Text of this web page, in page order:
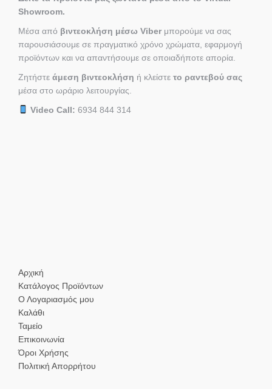
Showroom.
Μέσα από βιντεοκλήση μέσω Viber μπορούμε να σας
παρουσιάσουμε σε πραγματικό χρόνο χρώματα, εφαρμογή
προϊόντων και να απαντήσουμε σε οποιαδήποτε απορία.
Ζητήστε άμεση βιντεοκλήση ή κλείστε το ραντεβού σας
μέσα στο ωράριο λειτουργίας.
Video Call: 6934 844 314
Αρχική
Κατάλογος Προϊόντων
Ο Λογαριασμός μου
Καλάθι
Ταμείο
Επικοινωνία
Όροι Χρήσης
Πολιτική Απορρήτου